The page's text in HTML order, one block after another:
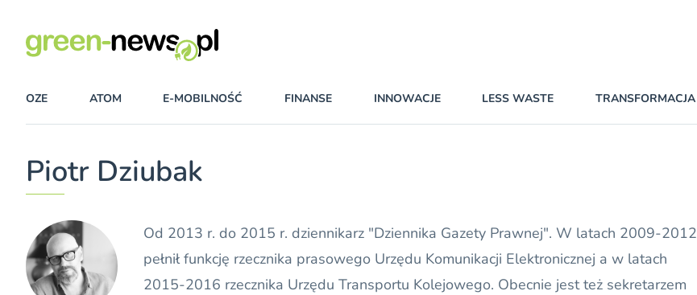
OZE ATOM E-MOBILNOŚĆ FINANSE INNOWACJE LESS WASTE TRANSFORMACJA
Piotr Dziubak
Od 2013 r. do 2015 r. dziennikarz "Dziennika Gazety Prawnej". W latach 2009-2012
pełnił funkcję rzecznika prasowego Urzędu Komunikacji Elektronicznej a w latach
2015-2016 rzecznika Urzędu Transportu Kolejowego. Obecnie jest też sekretarzem